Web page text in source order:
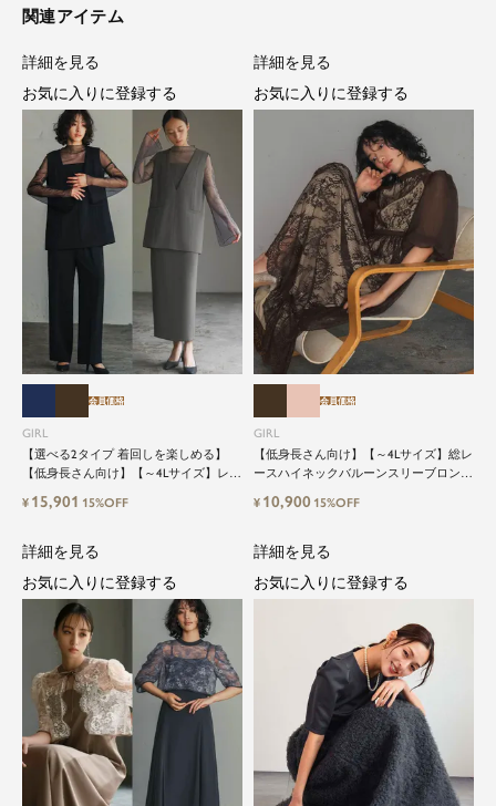
関連アイテム
GIRL
【選べる2タイプ 着回しを楽しめる】
【低身長さん向け】【～4Lサイズ】レイ
カートorワイドパンツセットアップロン
ティードレス
会員価格
¥ 15,901 15%OFF
詳細を見る
お気に入りに登録する
GIRL
【低身長さん向け】【～4Lサイズ】総レ
ースハイネックバルーンスリーブロング
会員価格
¥ 10,900 15%OFF
詳細を見る
お気に入りに登録する
詳細を見る
お気に入りに登録する
詳細を見る
お気に入りに登録する